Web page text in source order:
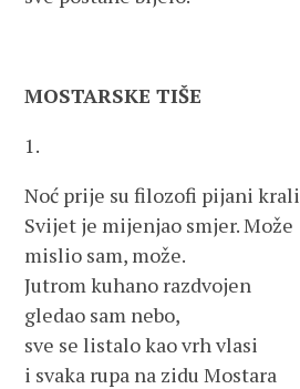
MOSTARSKE TIŠE
1.
Noć prije su filozofi pijani
Svijet je mijenjao smjer. Može
mislio sam, može.
Jutrom kuhano razdvojen
gledao sam nebo,
sve se listalo kao vrh vlasi
i svaka rupa na zidu Mostara